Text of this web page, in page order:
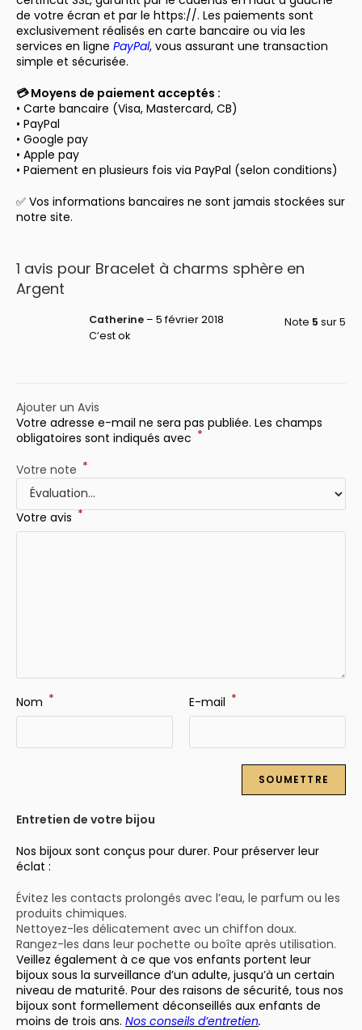
de votre écran et par le https://. Les paiements sont
exclusivement réalisés en carte bancaire ou via les
services en ligne PayPal, vous assurant une transaction
simple et sécurisée.
💳 Moyens de paiement acceptés :
• Carte bancaire (Visa, Mastercard, CB)
• PayPal
• Google pay
• Apple pay
• Paiement en plusieurs fois via PayPal (selon conditions)
✅ Vos informations bancaires ne sont jamais stockées sur
notre site.
1 avis pour Bracelet à charms sphère en
Argent
Note 5 sur 5
Catherine – 5 février 2018
C’est ok
Ajouter un Avis
Votre adresse e-mail ne sera pas publiée. Les champs
obligatoires sont indiqués avec *
Votre note *
Votre avis *
Nom * E-mail *
Entretien de votre bijou
Nos bijoux sont conçus pour durer. Pour préserver leur
éclat :
Évitez les contacts prolongés avec l’eau, le parfum ou les
produits chimiques.
Nettoyez-les délicatement avec un chiffon doux.
Rangez-les dans leur pochette ou boîte après utilisation.
Veillez également à ce que vos enfants portent leur
bijoux sous la surveillance d’un adulte, jusqu’à un certain
niveau de maturité. Pour des raisons de sécurité, tous nos
bijoux sont formellement déconseillés aux enfants de
moins de trois ans. Nos conseils d’entretien.